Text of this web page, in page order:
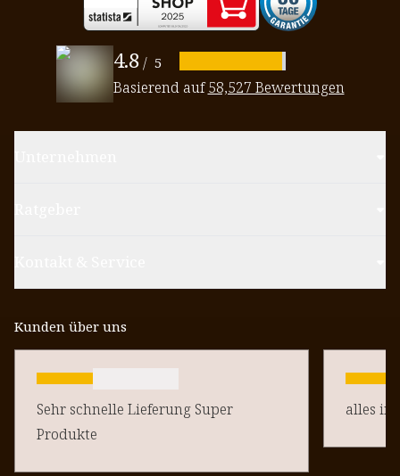
4.8 / 5
Basierend auf58,527 Bewertungen
Kunden über uns
Sehr schnelle Lieferung Super
Produkte
alles in